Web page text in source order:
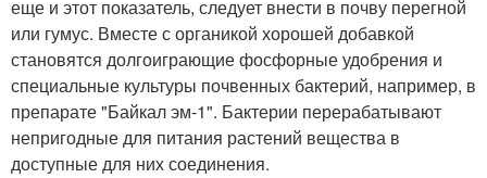
еще и этот показатель, следует внести в почву перегной
или гумус. Вместе с органикой хорошей добавкой
становятся долгоиграющие фосфорные удобрения и
специальные культуры почвенных бактерий, например, в
препарате "Байкал эм-1". Бактерии перерабатывают
непригодные для питания растений вещества в
доступные для них соединения.